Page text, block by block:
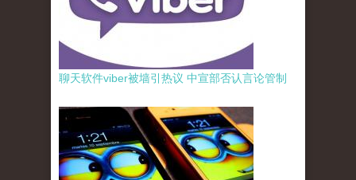
聊天软件viber被墙引热议 中宣部否认言论管制